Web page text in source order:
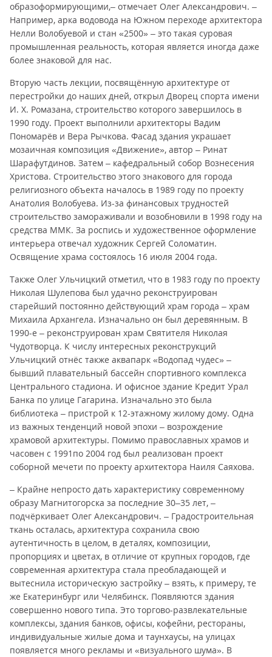
образоформирующими,– отмечает Олег Александрович. –
Например, арка водовода на Южном переходе архитектора
Нелли Волобуевой и стан «2500» – это такая суровая
промышленная реальность, которая является иногда даже
более знаковой для нас.
Вторую часть лекции, посвящённую архитектуре от
перестройки до наших дней, открыл Дворец спорта имени
И. Х. Ромазана, строительство которого завершилось в
1990 году. Проект выполнили архитекторы Вадим
Пономарёв и Вера Рычкова. Фасад здания украшает
мозаичная композиция «Движение», автор – Ринат
Шарафутдинов. Затем – кафедральный собор Вознесения
Христова. Строительство этого знакового для города
религиозного объекта началось в 1989 году по проекту
Анатолия Волобуева. Из-за финансовых трудностей
строительство замораживали и возобновили в 1998 году на
средства ММК. За роспись и художественное оформление
интерьера отвечал художник Сергей Соломатин.
Освящение храма состоялось 16 июля 2004 года.
Также Олег Ульчицкий отметил, что в 1983 году по проекту
Николая Шулепова был удачно реконструирован
старейший постоянно действующий храм города – храм
Михаила Архангела. Изначально он был деревянным. В
1990-е – реконструирован храм Святителя Николая
Чудотворца. К числу интересных реконструкций
Ульчицкий отнёс также аквапарк «Водопад чудес» –
бывший плавательный бассейн спортивного комплекса
Центрального стадиона. И офисное здание Кредит Урал
Банка по улице Гагарина. Изначально это была
библиотека – пристрой к 12-этажному жилому дому. Одна
из важных тенденций новой эпохи – возрождение
храмовой архитектуры. Помимо православных храмов и
часовен с 1991по 2004 год был реализован проект
соборной мечети по проекту архитектора Наиля Саяхова.
– Крайне непросто дать характеристику современному
образу Магнитогорска за последние 30–35 лет, –
подчёркивает Олег Александрович. – Градостроительная
ткань осталась, архитектура сохранила свою
аутентичность в целом, в деталях, композиции,
пропорциях и цветах, в отличие от крупных городов, где
современная архитектура стала преобладающей и
вытеснила историческую застройку – взять, к примеру, те
же Екатеринбург или Челябинск. Появляются здания
совершенно нового типа. Это торгово-развлекательные
комплексы, здания банков, офисы, кофейни, рестораны,
индивидуальные жилые дома и таунхаусы, на улицах
появляется много рекламы и «визуального шума». В